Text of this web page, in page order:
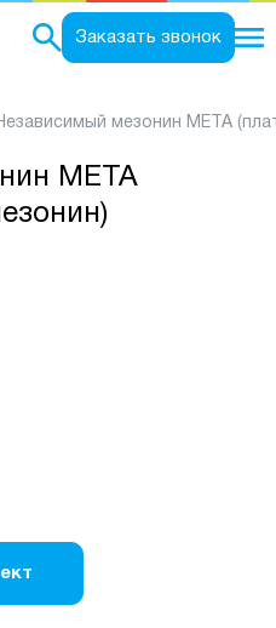
Заказать звонок
мезонин МЕТА
МЕТА